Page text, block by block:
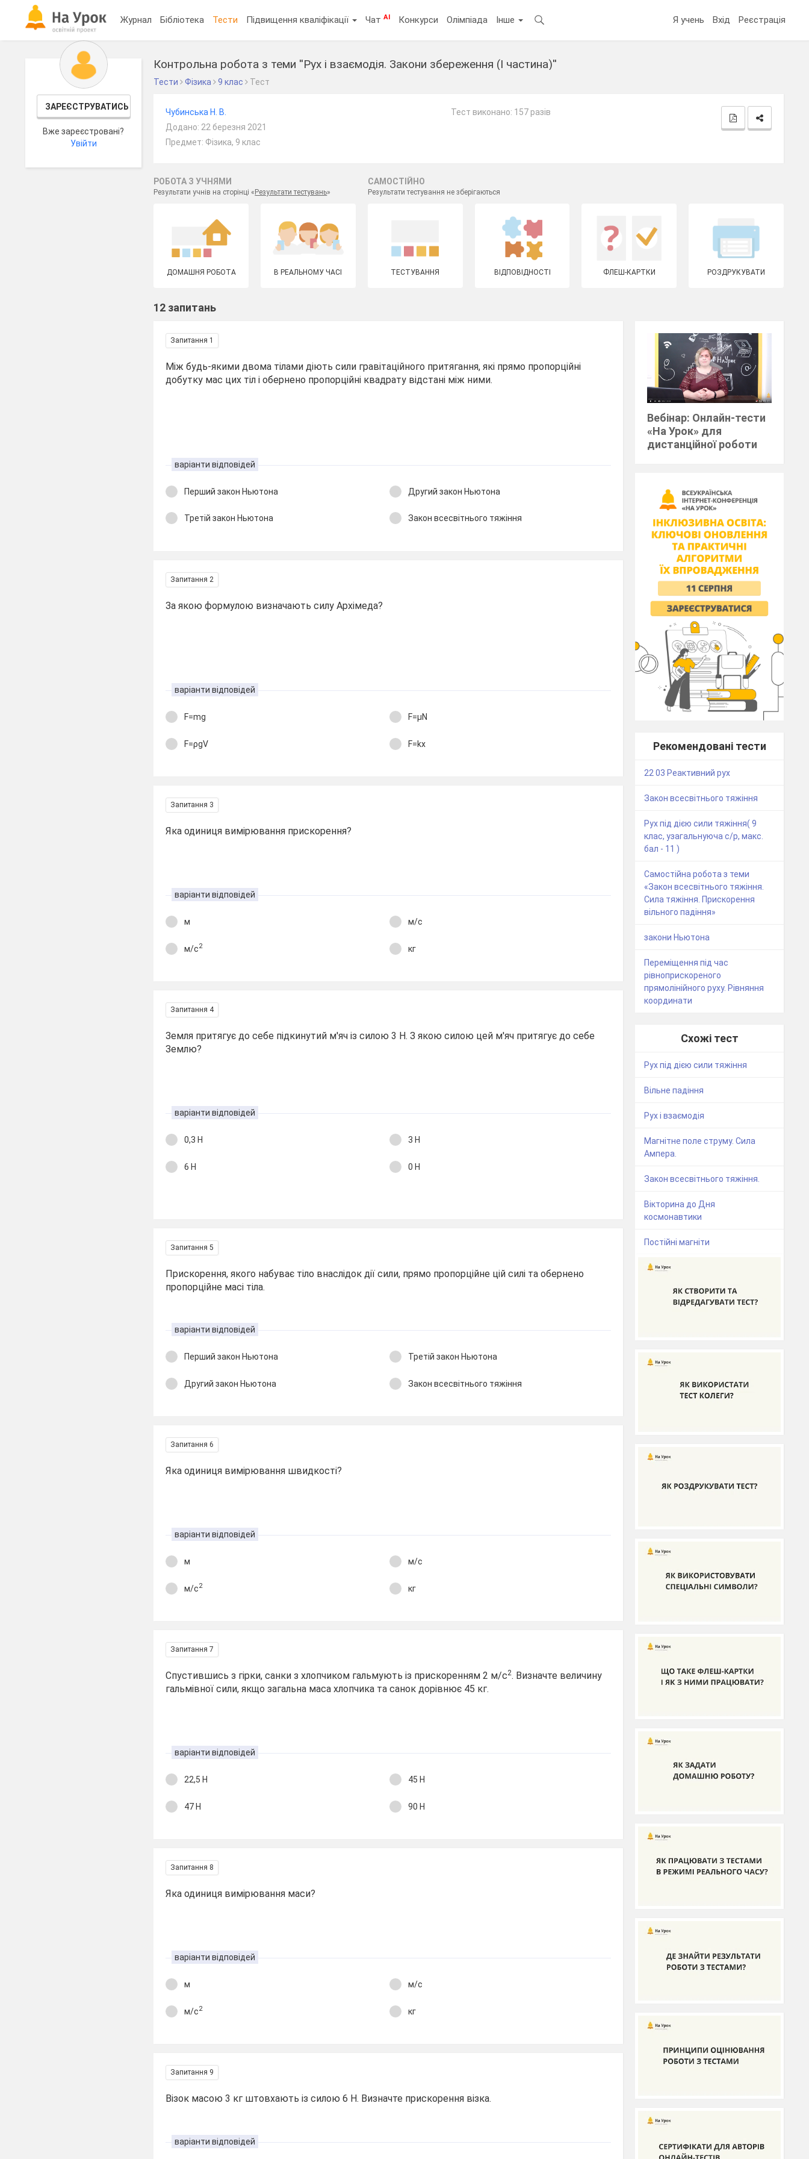
Журнал Бібліотека Тести Підвищення кваліфікації ЧатAI Конкурси Олімпіада Інше Я учень Вхід Реєстрація
ЗАРЕЄСТРУВАТИСЬ
Вже зареєстровані?
Увійти
Контрольна робота з теми ''Рух і взаємодія. Закони збереження (І частина)''
Тести Фізика 9 клас Тест
Чубинська Н. В.
Додано: 22 березня 2021
Предмет: Фізика, 9 клас
Тест виконано: 157 разів
РОБОТА З УЧНЯМИ
Результати учнів на сторінці « Результати тестувань»
САМОСТІЙНО
Результати тестування не зберігаються
ДОМАШНЯ РОБОТА В РЕАЛЬНОМУ ЧАСІ ТЕСТУВАННЯ ВІДПОВІДНОСТІ ФЛЕШ-КАРТКИ РОЗДРУКУВАТИ
12 запитань
Запитання 1
Між будь-якими двома тілами діють сили гравітаційного притягання, які прямо пропорційні
добутку мас цих тіл і обернено пропорційні квадрату відстані між ними.
варіанти відповідей
Перший закон Ньютона Другий закон Ньютона
Третій закон Ньютона Закон всесвітнього тяжіння
Запитання 2
За якою формулою визначають силу Архімеда?
варіанти відповідей
F=mg F=μN
F=ρgV F=kx
Запитання 3
Яка одиниця вимірювання прискорення?
варіанти відповідей
м м/с
м/с2 кг
Запитання 4
Земля притягує до себе підкинутий м'яч із силою 3 Н. З якою силою цей м'яч притягує до себе
Землю?
варіанти відповідей
0,3 Н 3 Н
6 Н 0 Н
Запитання 5
Прискорення, якого набуває тіло внаслідок дії сили, прямо пропорційне цій силі та обернено
пропорційне масі тіла.
варіанти відповідей
Перший закон Ньютона Третій закон Ньютона
Другий закон Ньютона Закон всесвітнього тяжіння
Запитання 6
Яка одиниця вимірювання швидкості?
варіанти відповідей
м м/с
м/с2 кг
Запитання 7
Спустившись з гірки, санки з хлопчиком гальмують із прискоренням 2 м/с2. Визначте величину
гальмівної сили, якщо загальна маса хлопчика та санок дорівнює 45 кг.
варіанти відповідей
22,5 Н 45 Н
47 Н 90 Н
Запитання 8
Яка одиниця вимірювання маси?
варіанти відповідей
м м/с
м/с2 кг
Запитання 9
Візок масою 3 кг штовхають із силою 6 Н. Визначте прискорення візка.
варіанти відповідей
Вебінар: Онлайн-тести
«На Урок» для
дистанційної роботи
Рекомендовані тести
22 03 Реактивний рух
Закон всесвітнього тяжіння
Рух під дією сили тяжіння( 9
клас, узагальнуюча с/р, макс.
бал - 11 )
Самостійна робота з теми
«Закон всесвітнього тяжіння.
Сила тяжіння. Прискорення
вільного падіння»
закони Ньютона
Переміщення під час
рівноприскореного
прямолінійного руху. Рівняння
координати
Схожі тест
Рух під дією сили тяжіння
Вільне падіння
Рух і взаємодія
Магнітне поле струму. Сила
Ампера.
Закон всесвітнього тяжіння.
Вікторина до Дня
космонавтики
Постійні магніти